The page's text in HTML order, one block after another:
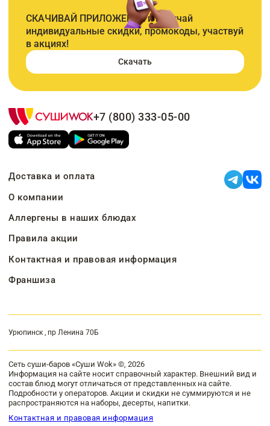
СКАЧИВАЙ ПРИЛОЖЕНИЕ и получай
индивидуальные скидки, промокоды, участвуй
в акциях!
Скачать
+7 (800) 333-05-00
Доставка и оплата
О компании
Аллергены в наших блюдах
Правила акции
Контактная и правовая информация
Франшиза
Урюпинск , пр Ленина 70Б
Сеть суши-баров «Суши Wok» ©, 2026
Информация на сайте носит справочный характер. Внешний вид и
состав блюд могут отличаться от представленных на сайте.
Подробности у операторов. Акции и скидки не суммируются и не
распространяются на наборы, десерты, напитки.
Контактная и правовая информация